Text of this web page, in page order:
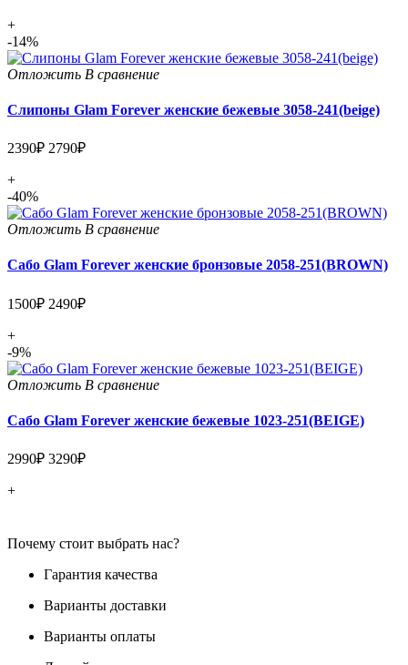
+
-14%
Отложить В сравнение
Слипоны Glam Forever женские бежевые 3058-241(beige)
2390₽ 2790₽
+
-40%
Отложить В сравнение
Сабо Glam Forever женские бронзовые 2058-251(BROWN)
1500₽ 2490₽
+
-9%
Отложить В сравнение
Сабо Glam Forever женские бежевые 1023-251(BEIGE)
2990₽ 3290₽
+
Почему стоит выбрать нас?
Гарантия качества
Варианты доставки
Варианты оплаты